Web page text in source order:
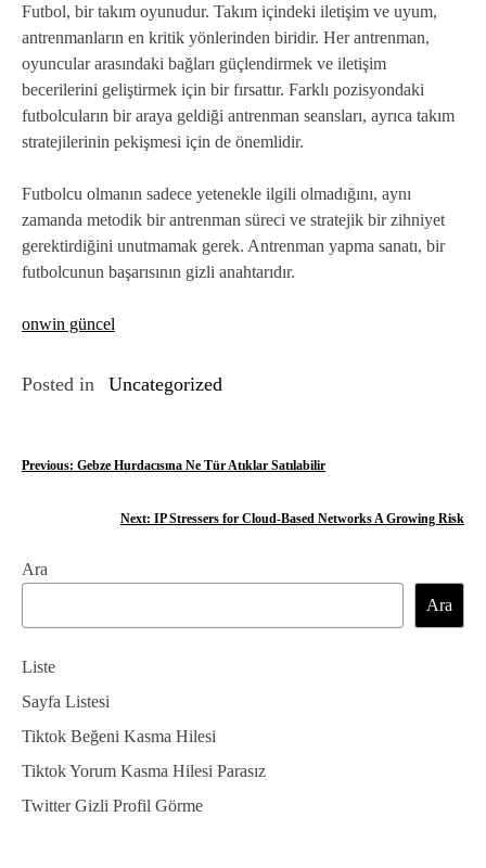
Futbol, bir takım oyunudur. Takım içindeki iletişim ve uyum,
antrenmanların en kritik yönlerinden biridir. Her antrenman,
oyuncular arasındaki bağları güçlendirmek ve iletişim
becerilerini geliştirmek için bir fırsattır. Farklı pozisyondaki
futbolcuların bir araya geldiği antrenman seansları, ayrıca takım
stratejilerinin pekişmesi için de önemlidir.
Futbolcu olmanın sadece yetenekle ilgili olmadığını, aynı
zamanda metodik bir antrenman süreci ve stratejik bir zihniyet
gerektirdiğini unutmamak gerek. Antrenman yapma sanatı, bir
futbolcunun başarısının gizli anahtarıdır.
onwin güncel
Posted in Uncategorized
Y
ı
g
e
z
i
n
m
Previous: Gebze Hurdacısına Ne Tür Atıklar Satılabilir
Next: IP Stressers for Cloud-Based Networks A Growing Risk
Ara
Ara
Liste
Sayfa Listesi
Tiktok Beğeni Kasma Hilesi
Tiktok Yorum Kasma Hilesi Parasız
Twitter Gizli Profil Görme